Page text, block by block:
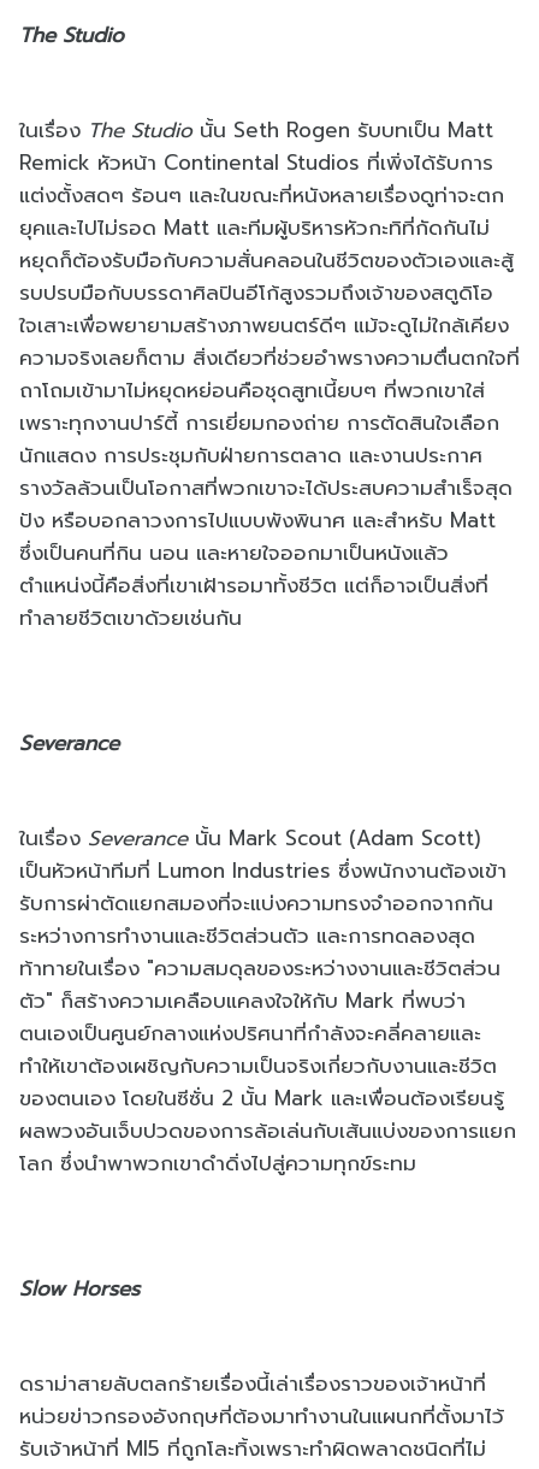
The Studio
ในเรื่อง The Studioนั้น Seth Rogen รับบทเป็น Matt
Remick หัวหน้า Continental Studios ที่เพิ่งได้รับการ
แต่งตั้งสดๆ ร้อนๆ และในขณะที่หนังหลายเรื่องดูท่าจะตก
ยุคและไปไม่รอด Matt และทีมผู้บริหารหัวกะทิที่กัดกันไม่
หยุดก็ต้องรับมือกับความสั่นคลอนในชีวิตของตัวเองและสู้
รบปรบมือกับบรรดาศิลปินอีโก้สูงรวมถึงเจ้าของสตูดิโอ
ใจเสาะเพื่อพยายามสร้างภาพยนตร์ดีๆ แม้จะดูไม่ใกล้เคียง
ความจริงเลยก็ตาม สิ่งเดียวที่ช่วยอำพรางความตื่นตกใจที่
ถาโถมเข้ามาไม่หยุดหย่อนคือชุดสูทเนี้ยบๆ ที่พวกเขาใส่
เพราะทุกงานปาร์ตี้ การเยี่ยมกองถ่าย การตัดสินใจเลือก
นักแสดง การประชุมกับฝ่ายการตลาด และงานประกาศ
รางวัลล้วนเป็นโอกาสที่พวกเขาจะได้ประสบความสำเร็จสุด
ปัง หรือบอกลาวงการไปแบบพังพินาศ และสำหรับ Matt
ซึ่งเป็นคนที่กิน นอน และหายใจออกมาเป็นหนังแล้ว
ตำแหน่งนี้คือสิ่งที่เขาเฝ้ารอมาทั้งชีวิต แต่ก็อาจเป็นสิ่งที่
ทำลายชีวิตเขาด้วยเช่นกัน
Severance
ในเรื่อง Severanceนั้น Mark Scout (Adam Scott)
เป็นหัวหน้าทีมที่ Lumon Industries ซึ่งพนักงานต้องเข้า
รับการผ่าตัดแยกสมองที่จะแบ่งความทรงจำออกจากกัน
ระหว่างการทำงานและชีวิตส่วนตัว และการทดลองสุด
ท้าทายในเรื่อง "ความสมดุลของระหว่างงานและชีวิตส่วน
ตัว" ก็สร้างความเคลือบแคลงใจให้กับ Mark ที่พบว่า
ตนเองเป็นศูนย์กลางแห่งปริศนาที่กำลังจะคลี่คลายและ
ทำให้เขาต้องเผชิญกับความเป็นจริงเกี่ยวกับงานและชีวิต
ของตนเอง โดยในซีซั่น 2 นั้น Mark และเพื่อนต้องเรียนรู้
ผลพวงอันเจ็บปวดของการล้อเล่นกับเส้นแบ่งของการแยก
โลก ซึ่งนำพาพวกเขาดำดิ่งไปสู่ความทุกข์ระทม
Slow Horses
ดราม่าสายลับตลกร้ายเรื่องนี้เล่าเรื่องราวของเจ้าหน้าที่
หน่วยข่าวกรองอังกฤษที่ต้องมาทำงานในแผนกที่ตั้งมาไว้
รับเจ้าหน้าที่ MI5 ที่ถูกโละทิ้งเพราะทำผิดพลาดชนิดที่ไม่